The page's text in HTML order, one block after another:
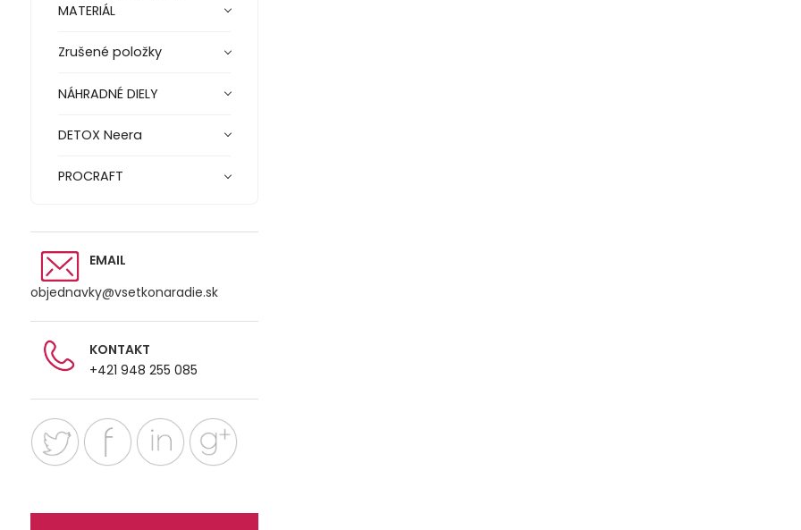
MATERIÁL
Zrušené položky
NÁHRADNÉ DIELY
DETOX Neera
PROCRAFT
EMAIL
objednavky@vsetkonaradie.sk
KONTAKT
+421 948 255 085